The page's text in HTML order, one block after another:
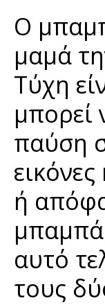
Ο
μαμά
Τύχη
μπορεί
παύση
ή
αυτό
τους